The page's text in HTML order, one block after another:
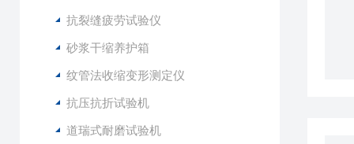
抗裂缝疲劳试验仪
砂浆干缩养护箱
纹管法收缩变形测定仪
抗压抗折试验机
道瑞式耐磨试验机